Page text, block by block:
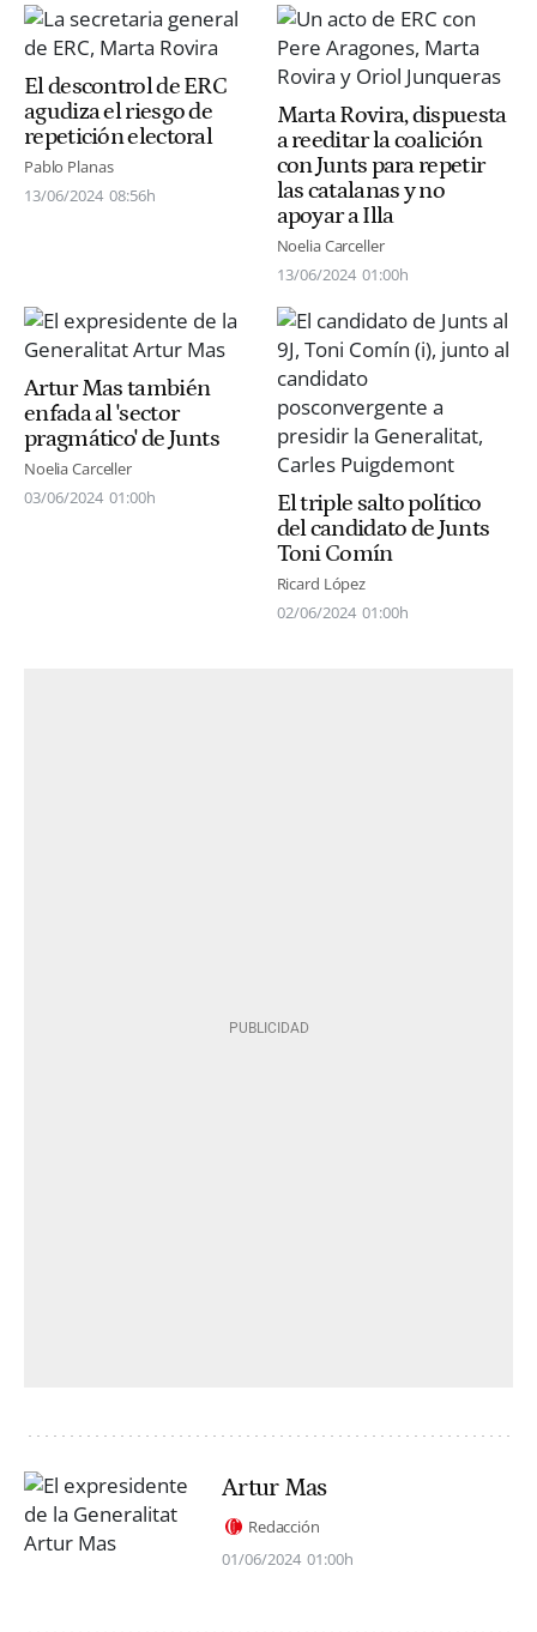
El descontrol de ERC
agudiza el riesgo de
repetición electoral
Pablo Planas
13/06/2024 08:56h
Marta Rovira, dispuesta
a reeditar la coalición
con Junts para repetir
las catalanas y no
apoyar a Illa
Noelia Carceller
13/06/2024 01:00h
Artur Mas también
enfada al 'sector
pragmático' de Junts
Noelia Carceller
03/06/2024 01:00h
El triple salto político
del candidato de Junts
Toni Comín
Ricard López
02/06/2024 01:00h
Artur Mas
Redacción
01/06/2024 01:00h